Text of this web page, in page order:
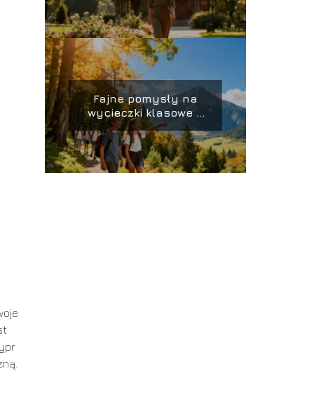
Fajne pomysły na
wycieczki klasowe –
gdzie warto pojechać?